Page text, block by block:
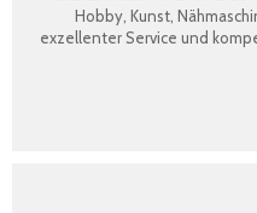
Hobby, Kunst,
exzellenter Service und